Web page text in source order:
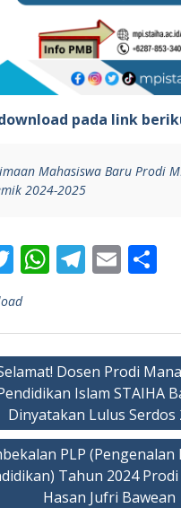
pada link
Mahasiswa Baru Prodi
2024-2025
T
w
itt
er
W
s
A
p
p
T
gr
a
m
E
l
S
e
Dosen Prodi
Islam STAIHA
Dinyatakan Lulus Serdos
PLP (Pengenalan
Tahun 2024 Prodi
Hasan Jufri Bawean